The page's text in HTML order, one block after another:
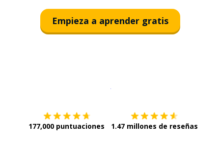
Empieza a aprender gratis
177,000 puntuaciones 1.47 millones de reseñas